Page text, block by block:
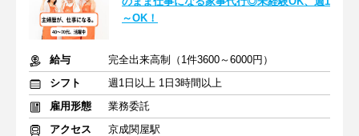
～OK！
給与
完全出来高制（1件3600～6000円）
シフト
週1日以上 1日3時間以上
雇用形態
業務委託
アクセス
京成関屋駅